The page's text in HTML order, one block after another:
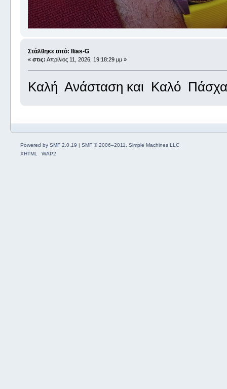
Στάλθηκε από: Ilias-G
« στις: Απρίλιος 11, 2026, 19:18:29 μμ »
Καλή Ανάσταση και Καλό Πάσχα
Powered by SMF 2.0.19 | SMF © 2006–2011, Simple Machines LLC
XHTML
WAP2